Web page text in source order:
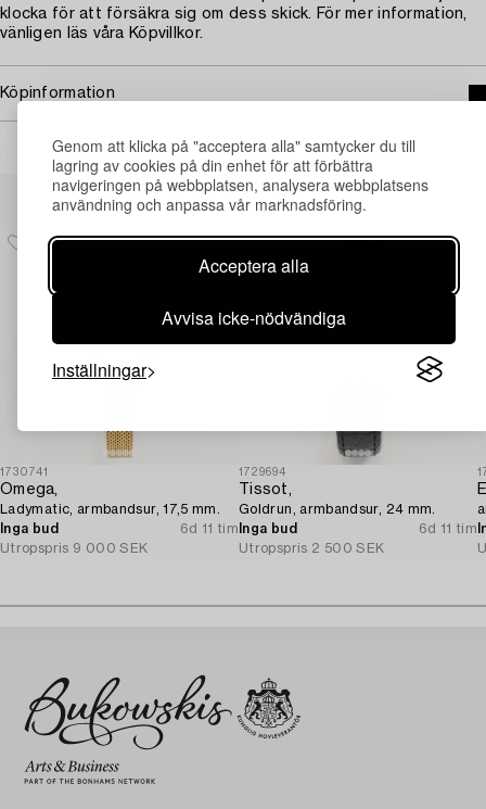
Genom att klicka på "acceptera alla" samtycker du till
lagring av cookies på din enhet för att förbättra
navigeringen på webbplatsen, analysera webbplatsens
användning och anpassa vår marknadsföring.
Acceptera alla
Avvisa icke-nödvändiga
Inställningar
klocka för att försäkra sig om dess skick. För mer information,
vänligen läs våra Köpvillkor.
Köpinformation
Andra har även tittat på
1730741
Omega,
Ladymatic, armbandsur, 17,5 mm.
Inga bud
6d 11 tim
Utropspris 9 000 SEK
1729694
Tissot,
Goldrun, armbandsur, 24 mm.
Inga bud
6d 11 tim
Utropspris 2 500 SEK